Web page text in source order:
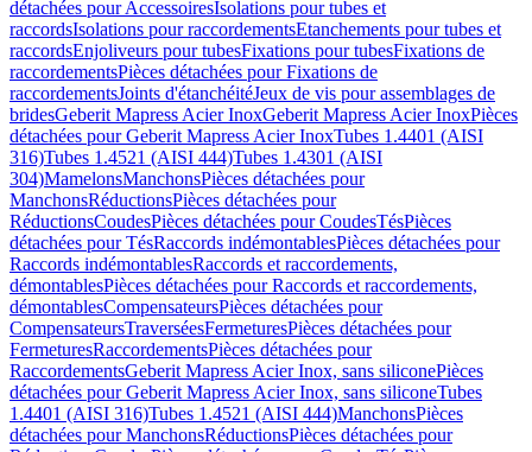
détachées pour AccessoiresIsolations pour tubes et
raccordsIsolations pour raccordementsEtanchements pour tubes et
raccordsEnjoliveurs pour tubesFixations pour tubesFixations de
raccordementsPièces détachées pour Fixations de
raccordementsJoints d'étanchéitéJeux de vis pour assemblages de
bridesGeberit Mapress Acier InoxGeberit Mapress Acier InoxPièces
détachées pour Geberit Mapress Acier InoxTubes 1.4401 (AISI
316)Tubes 1.4521 (AISI 444)Tubes 1.4301 (AISI
304)MamelonsManchonsPièces détachées pour
ManchonsRéductionsPièces détachées pour
RéductionsCoudesPièces détachées pour CoudesTésPièces
détachées pour TésRaccords indémontablesPièces détachées pour
Raccords indémontablesRaccords et raccordements,
démontablesPièces détachées pour Raccords et raccordements,
démontablesCompensateursPièces détachées pour
CompensateursTraverséesFermeturesPièces détachées pour
FermeturesRaccordementsPièces détachées pour
RaccordementsGeberit Mapress Acier Inox, sans siliconePièces
détachées pour Geberit Mapress Acier Inox, sans siliconeTubes
1.4401 (AISI 316)Tubes 1.4521 (AISI 444)ManchonsPièces
détachées pour ManchonsRéductionsPièces détachées pour